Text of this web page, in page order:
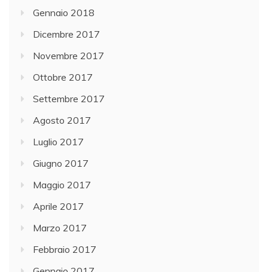
Gennaio 2018
Dicembre 2017
Novembre 2017
Ottobre 2017
Settembre 2017
Agosto 2017
Luglio 2017
Giugno 2017
Maggio 2017
Aprile 2017
Marzo 2017
Febbraio 2017